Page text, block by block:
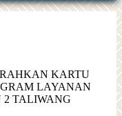
KARTU
LAYANAN
TALIWANG